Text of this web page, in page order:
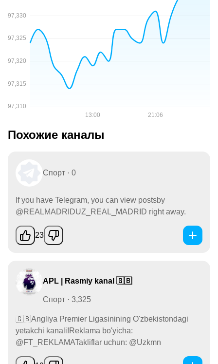
Похожие каналы
Спорт · 0
If you have Telegram, you can view postsby
@REALMADRIDUZ_REAL_MADRID right away.
23
APL | Rasmiy kanal 🇬🇧
Спорт · 3,325
🇬🇧Angliya Premier Ligasinining O'zbekistondagi
yetakchi kanali!Reklama bo'yicha:
@FT_REKLAMATakliflar uchun: @Uzkmn